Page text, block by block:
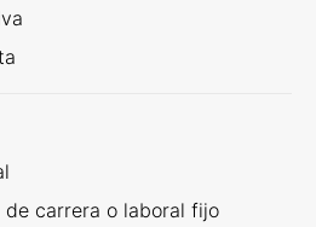
de carrera o laboral fijo